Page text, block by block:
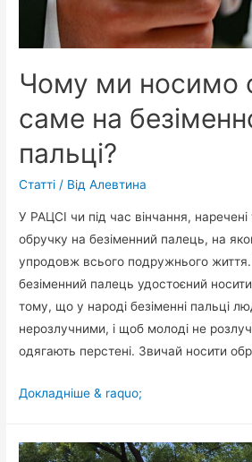
Чому ми носимо
саме на
пальці?
Статті / ВідАлевтина
У РАЦСІ чи під час вінчання,
обручку на безіменний палець, на
упродовж всього подружнього
безіменний палець удостоєний
тому, що у народі безіменні пальці
нерозлучними, і щоб молоді не
одягають перстені. Звичай носити
Чому
Докладніше & raquo;